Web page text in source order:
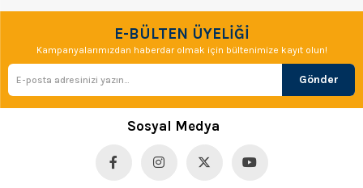
E-BÜLTEN ÜYELİĞİ
Kampanyalarımızdan haberdar olmak için bültenimize kayıt olun!
Gönder
Sosyal Medya